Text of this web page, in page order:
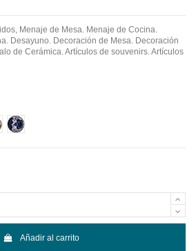
Menaje de Mesa. Menaje de Cocina.
Desayuno. Decoración de Mesa. Decoración
de Cerámica. Artículos de souvenirs. Artículos
5
Diseño 6
Añadir al carrito